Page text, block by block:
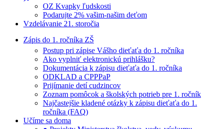
OZ Kvapky ľudskosti
Podarujte 2% vašim-našim deťom
Vzdelávanie 21. storočia
Zápis do 1. ročníka ZŠ
Postup pri zápise Vášho dieťaťa do 1. ročníka
Ako vyplniť elektronickú prihlášku?
Dokumentácia k zápisu dieťaťa do 1. ročníka
ODKLAD a CPPPaP
Prijímanie detí cudzincov
Zoznam pomôcok a školských potrieb pre 1. ročník
Najčastejšie kladené otázky k zápisu dieťaťa do 1.
ročníka (FAQ)
Učíme sa doma